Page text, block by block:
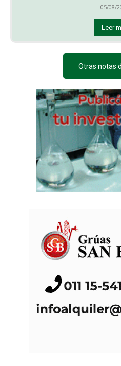
05/08/
Leer
Otras notas